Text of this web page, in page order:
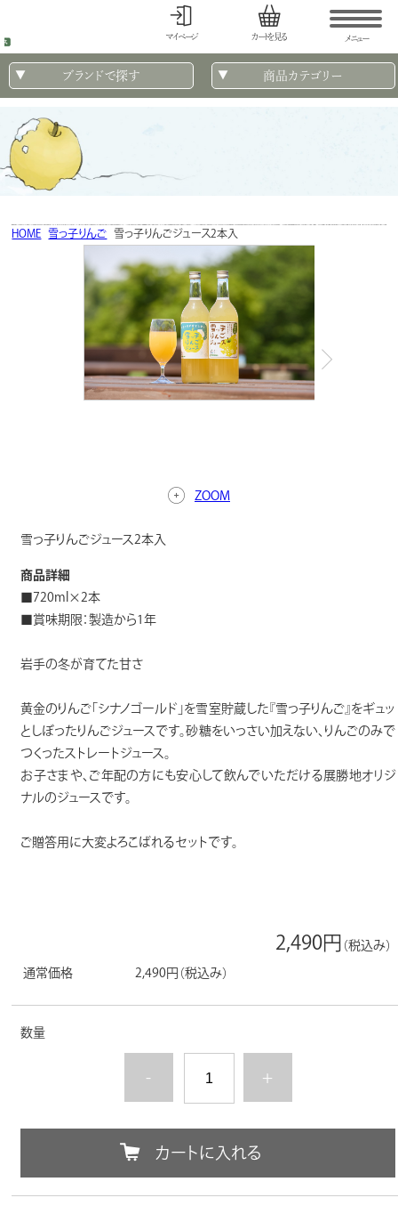
マイページ カートを見る メニュー
ブランドで探す 商品カテゴリー
HOME 雪っ子りんご 雪っ子りんごジュース2本入
ZOOM
雪っ子りんごジュース2本入
商品詳細
■720ml×2本
■賞味期限：製造から1年
岩手の冬が育てた甘さ
黄金のりんご「シナノゴールド」を雪室貯蔵した『雪っ子りんご』をギュッ
としぼったりんごジュースです。砂糖をいっさい加えない、りんごのみで
つくったストレートジュース。
お子さまや、ご年配の方にも安心して飲んでいただける展勝地オリジ
ナルのジュースです。
ご贈答用に大変よろこばれるセットです。
2,490円 （税込み）
通常価格 2,490円 （税込み）
数量
- +
カートに入れる